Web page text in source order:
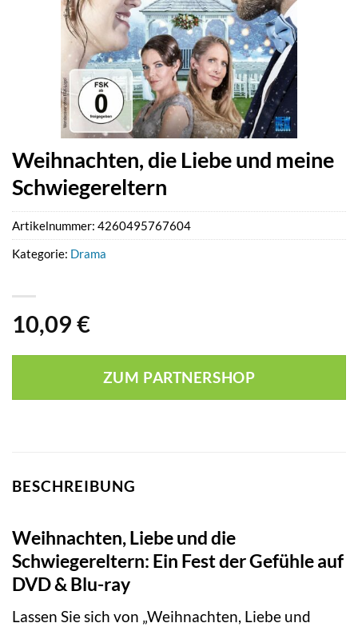
Weihnachten, die Liebe und meine
Schwiegereltern
10,09 €
ZUM PARTNERSHOP
Artikelnummer: 4260495767604
Kategorie: Drama
BESCHREIBUNG
Weihnachten, Liebe und die
Schwiegereltern: Ein Fest der Gefühle auf
DVD & Blu-ray
Lassen Sie sich von „Weihnachten, Liebe und